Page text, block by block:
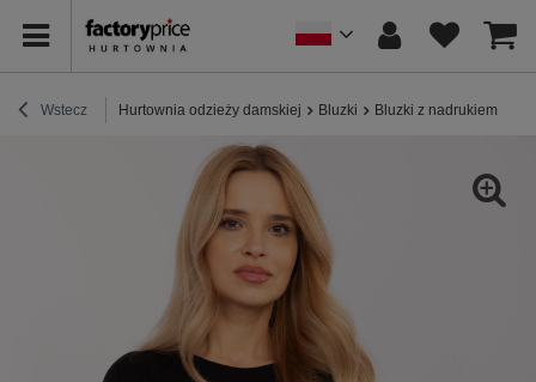
Wstecz Hurtownia odzieży damskiej Bluzki Bluzki z nadrukiem